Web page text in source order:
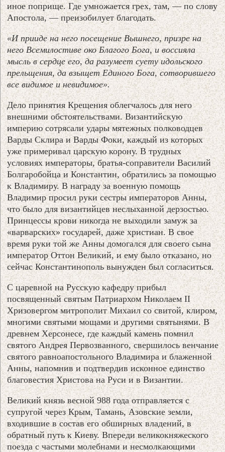
иное поприще. Где умножается грех, там, — по слову
Апостола, — преизобилует благодать.
«И прииде на него посещение Вышнего, призре на
него Всемилостиве око Благого Бога, и воссияла
мысль в сердце его, да разумеет суету идольского
прельщения, да взыщет Единого Бога, сотворившего
все видимое и невидимое».
Дело принятия Крещения облегчалось для него
внешними обстоятельствами. Византийскую
империю сотрясали удары мятежных полководцев
Варды Склира и Варды Фоки, каждый из которых
уже примеривал царскую корону. В трудных
условиях императоры, братья-соправители Василий
Болгаробойца и Константин, обратились за помощью
к Владимиру. В награду за военную помощь
Владимир просил руки сестры императоров Анны,
что было для византийцев неслыханной дерзостью.
Принцессы крови никогда не выходили замуж за
«варварских» государей, даже христиан. В свое
время руки той же Анны домогался для своего сына
император Оттон Великий, и ему было отказано, но
сейчас Константинополь вынужден был согласиться.
С царевной на Русскую кафедру прибыл
посвященный святым Патриархом Николаем II
Хризовергом митрополит Михаил со свитой, клиром,
многими святыми мощами и другими святынями. В
древнем Херсонесе, где каждый камень помнил
святого Андрея Первозванного, свершилось венчание
святого равноапостольного Владимира и блаженной
Анны, напомнив и подтвердив исконное единство
благовестия Христова на Руси и в Византии.
Великий князь весной 988 года отправляется с
супругой через Крым, Тамань, Азовские земли,
входившие в состав его обширных владений, в
обратный путь к Киеву. Впереди великокняжеского
поезда с частыми молебнами и несмолкающими